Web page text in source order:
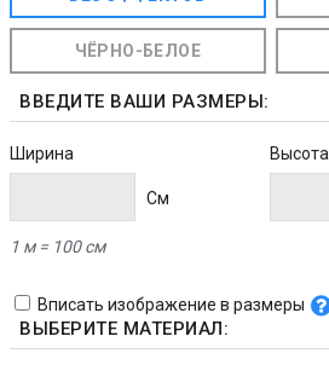
ЧЁРНО-БЕЛОЕ
ВВЕДИТЕ ВАШИ РАЗМЕРЫ:
Ширина
Cм
Высота
1 м = 100 см
Вписать изображение в размеры
ВЫБЕРИТЕ МАТЕРИАЛ: